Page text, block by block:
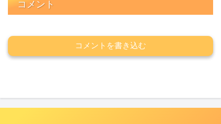
コメント
コメントを書き込む